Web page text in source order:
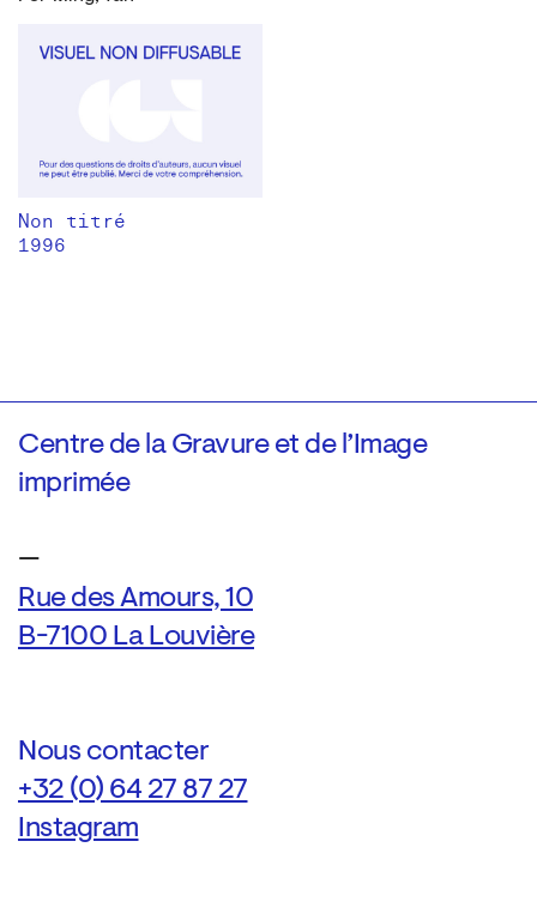
Non titré
1996
Centre de la Gravure et de l’Image
imprimée
—
Rue des Amours, 10
B-7100 La Louvière
Nous contacter
+32 (0) 64 27 87 27
Instagram